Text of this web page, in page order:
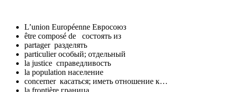
L’union Européenne Евросоюз
être composé de состоять из
partager разделять
particulier особый; отдельный
la justice справедливость
la population население
concerner касаться; иметь отношение к…
la frontière граница